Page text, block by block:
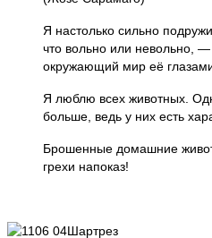
Я настолько сильно
что вольно или невольно,
окружающий мир её
Я люблю всех животных.
больше, ведь у них есть
Брошенные домашние
грехи напоказ!